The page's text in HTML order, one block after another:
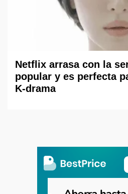
Netflix arrasa con la
popular y es perfecta
K-drama